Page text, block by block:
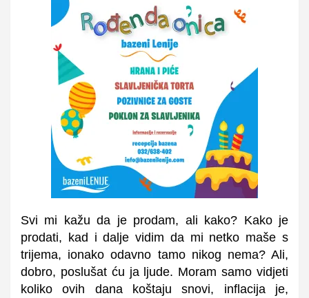
Svi mi kažu da je prodam, ali kako? Kako je
prodati, kad i dalje vidim da mi netko maše s
trijema, ionako odavno tamo nikog nema? Ali,
dobro, poslušat ću ja ljude. Moram samo vidjeti
koliko ovih dana koštaju snovi, inflacija je,